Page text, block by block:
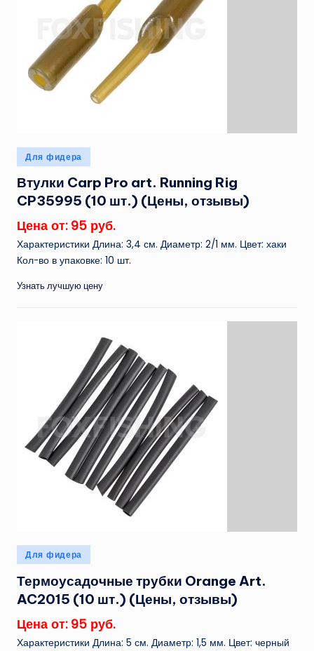
Опубликовано
в
Для фидера
Втулки Carp Pro art. Running Rig
CP35995 (10 шт.) (Цены, отзывы)
Цена от: 95 руб.
Характеристики Длина: 3,4 см. Диаметр: 2/1 мм. Цвет: хаки
Кол-во в упаковке: 10 шт.
Узнать лучшую цену
Опубликовано
в
Для фидера
Термоусадочные трубки Orange Art.
AC2015 (10 шт.) (Цены, отзывы)
Цена от: 95 руб.
Характеристики Длина: 5 см. Диаметр: 1,5 мм. Цвет: черный